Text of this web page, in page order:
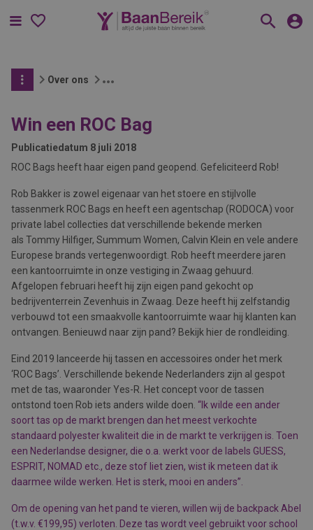
Menu
Over ons
Win een ROC Bag
Publicatiedatum 8 juli 2018
ROC Bags heeft haar eigen pand geopend. Gefeliciteerd Rob!
Rob Bakker is zowel eigenaar van het stoere en stijlvolle
tassenmerk ROC Bags en heeft een agentschap (RODOCA) voor
private label collecties dat verschillende bekende merken
als Tommy Hilfiger, Summum Women, Calvin Klein en vele andere
Europese brands vertegenwoordigt. Rob heeft meerdere jaren
een kantoorruimte in onze vestiging in Zwaag gehuurd.
Afgelopen februari heeft hij zijn eigen pand gekocht op
bedrijventerrein Zevenhuis in Zwaag. Deze heeft hij zelfstandig
verbouwd tot een smaakvolle kantoorruimte waar hij klanten kan
ontvangen. Benieuwd naar zijn pand? Bekijk hier de rondleiding.
Eind 2019 lanceerde hij tassen en accessoires onder het merk
‘ROC Bags’. Verschillende bekende Nederlanders zijn al gespot
met de tas, waaronder Yes-R. Het concept voor de tassen
ontstond toen Rob iets anders wilde doen. “Ik wilde een ander
soort tas op de markt brengen dan het meest verkochte
standaard polyester kwaliteit die in de markt te verkrijgen is. Toen
een Nederlandse designer, die o.a. werkt voor de labels GUESS,
ESPRIT, NOMAD etc., deze stof liet zien, wist ik meteen dat ik
daarmee wilde werken. Het is sterk, mooi en anders’’.
Om de opening van het pand te vieren, willen wij de backpack Abel
(t.w.v. €199,95) verloten. Deze tas wordt veel gebruikt voor school